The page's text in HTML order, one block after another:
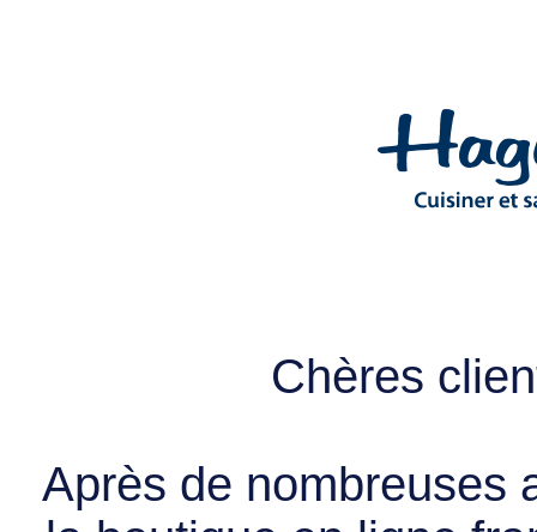
Chères
Après de nombreuses